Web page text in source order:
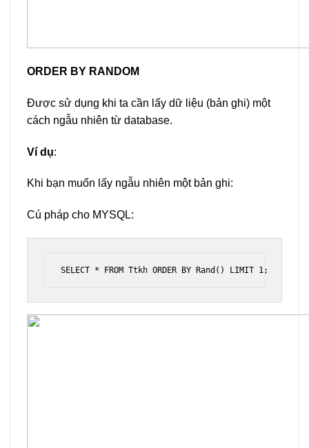
ORDER BY RANDOM
Được sử dụng khi ta cần lấy dữ liệu (bản ghi) một
cách ngẫu nhiên từ database.
Ví dụ:
Khi bạn muốn lấy ngẫu nhiên một bản ghi:
Cú pháp cho MYSQL:
SELECT * FROM Ttkh ORDER BY Rand() LIMIT 1;